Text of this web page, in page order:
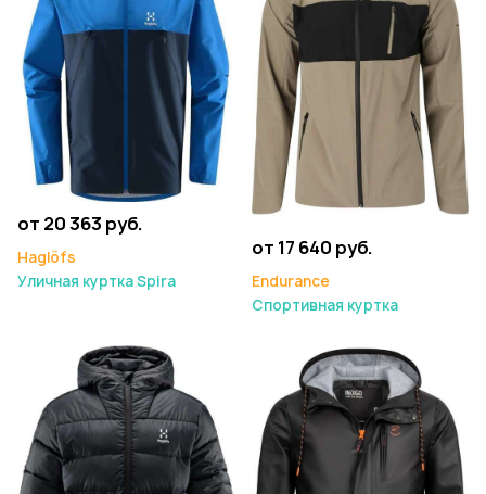
от 20 363 руб.
Haglöfs
Уличная куртка Spira
от 17 640 руб.
Endurance
Спортивная куртка